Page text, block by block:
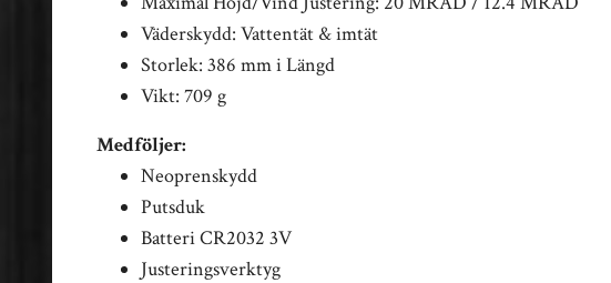
Väderskydd: Vattentät & imtät
Storlek: 386 mm i Längd
Vikt: 709 g
Medföljer:
Neoprenskydd
Putsduk
Batteri CR2032 3V
Justeringsverktyg